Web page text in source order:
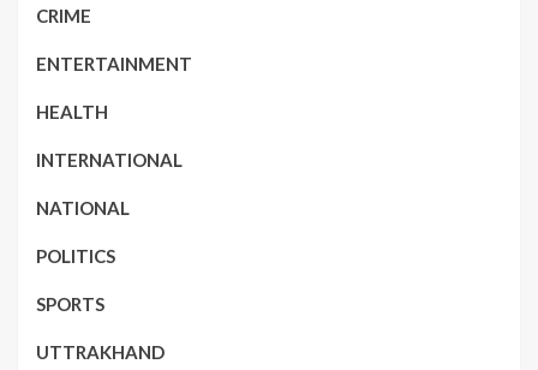
CRIME
ENTERTAINMENT
HEALTH
INTERNATIONAL
NATIONAL
POLITICS
SPORTS
UTTRAKHAND